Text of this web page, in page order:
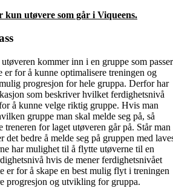
kun utøvere som går i Viqueens.
kommer inn i en gruppe som passer
er for å kunne optimalisere treningen og
progresjon for hele gruppa. Derfor har
som beskriver hvilket ferdighetsnivå
å kunne velge riktig gruppe. Hvis man
gruppe man skal melde seg på, så
treneren for laget utøveren går på. Står man
det bedre å melde seg på gruppen med
har mulighet til å flytte utøverne til en
hvis de mener ferdighetsnivået
er for å skape en best mulig flyt i treningen
progresjon og utvikling for gruppa.